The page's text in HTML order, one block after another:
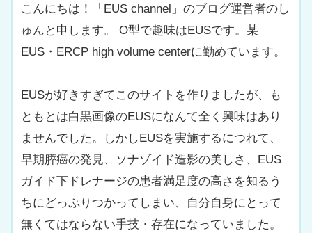
こんにちは！「EUS channel」のブログ運営者のし
ゅんと申します。 O型で趣味はEUSです。某
EUS・ERCP high volume centerに勤めています。
EUSが好きすぎてこのサイトを作りましたが、も
ともとは白黒画像のEUSになんて全く興味はあり
ませんでした。しかしEUSを実施するにつれて、
早期膵癌の発見、ソナゾイド造影の美しさ、EUS
ガイド下ドレナージの患者満足度の高さを知るう
ちにどっぷりつかってしまい、自分自身にとって
無くてはならない手技・存在になっていました。